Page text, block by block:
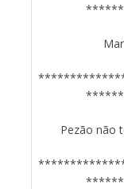
Pezão não